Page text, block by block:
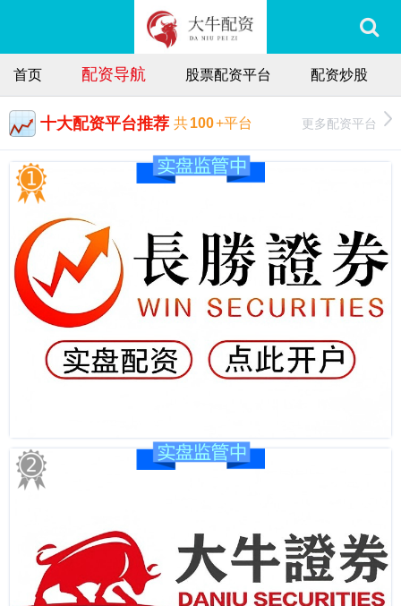
首页 配资导航 股票配资平台 配资炒股
十大配资平台推荐 共100+平台 更多配资平台